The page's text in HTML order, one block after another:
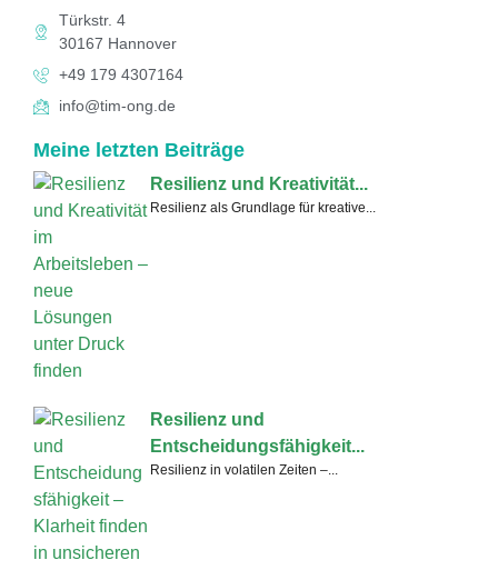
Türkstr. 4
30167 Hannover
+49 179 4307164
info@tim-ong.de
Meine letzten Beiträge
Resilienz und Kreativität...
Resilienz als Grundlage für kreative...
Resilienz und
Entscheidungsfähigkeit...
Resilienz in volatilen Zeiten –...